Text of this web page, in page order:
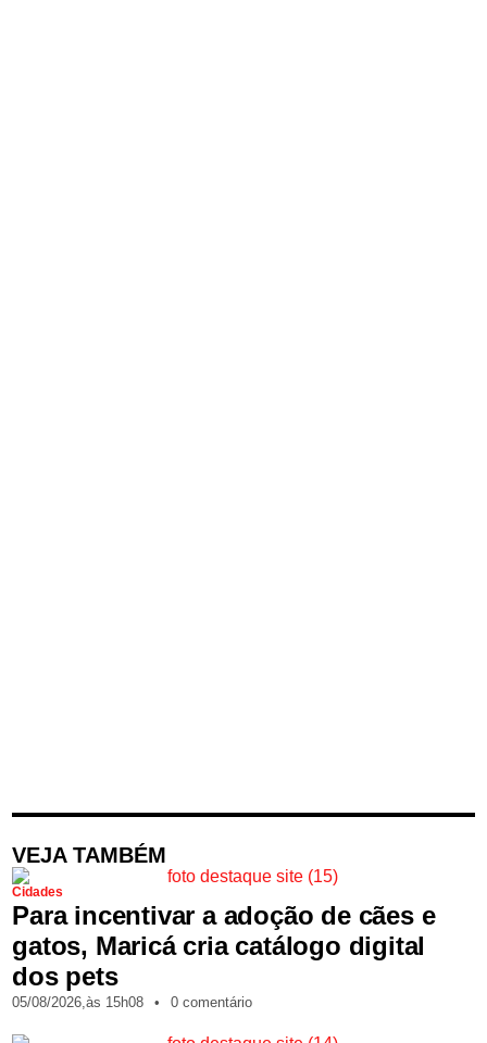
VEJA TAMBÉM
Cidades
Para incentivar a adoção de cães e
gatos, Maricá cria catálogo digital
dos pets
05/08/2026,às 15h08 • 0 comentário